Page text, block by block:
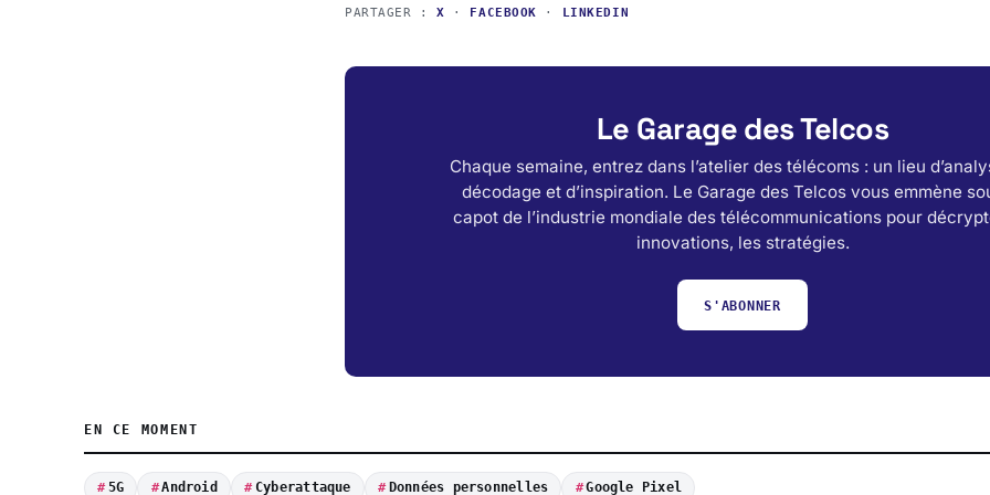
PARTAGER :X · FACEBOOK · LINKEDIN
Le Garage des Telcos
Chaque semaine, entrez dans l’atelier des télécoms : un lieu
décodage et d’inspiration. Le Garage des Telcos vous emmène
capot de l’industrie mondiale des télécommunications pour
innovations, les stratégies.
S'ABONNER
EN CE MOMENT
5G Android Cyberattaque Données personnelles Google Pixel